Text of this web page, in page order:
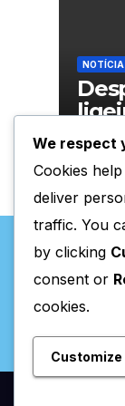
NOTÍCIA
do
We respect
Cookies
deliver
traffic. You
by clicking
consent or
cookies.
Customize